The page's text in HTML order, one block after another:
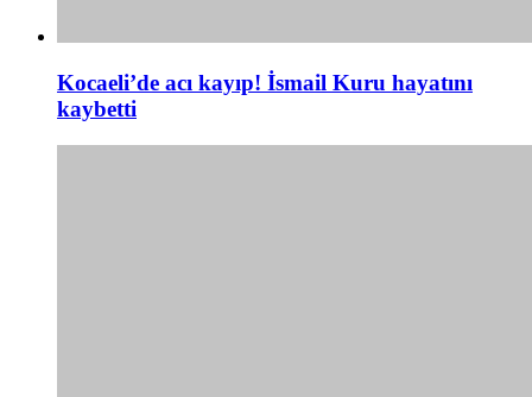
Kocaeli’de acı kayıp! İsmail Kuru hayatını
kaybetti